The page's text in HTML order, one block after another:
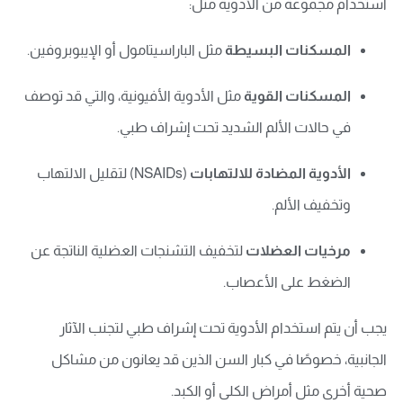
استخدام مجموعة من الأدوية مثل:
المسكنات البسيطة مثل الباراسيتامول أو الإيبوبروفين.
المسكنات القوية مثل الأدوية الأفيونية، والتي قد توصف
في حالات الألم الشديد تحت إشراف طبي.
الأدوية المضادة للالتهابات (NSAIDs) لتقليل الالتهاب
وتخفيف الألم.
مرخيات العضلات لتخفيف التشنجات العضلية الناتجة عن
الضغط على الأعصاب.
يجب أن يتم استخدام الأدوية تحت إشراف طبي لتجنب الآثار
الجانبية، خصوصًا في كبار السن الذين قد يعانون من مشاكل
صحية أخرى مثل أمراض الكلى أو الكبد.